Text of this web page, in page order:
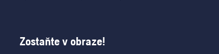
Zostaňte v obraze!